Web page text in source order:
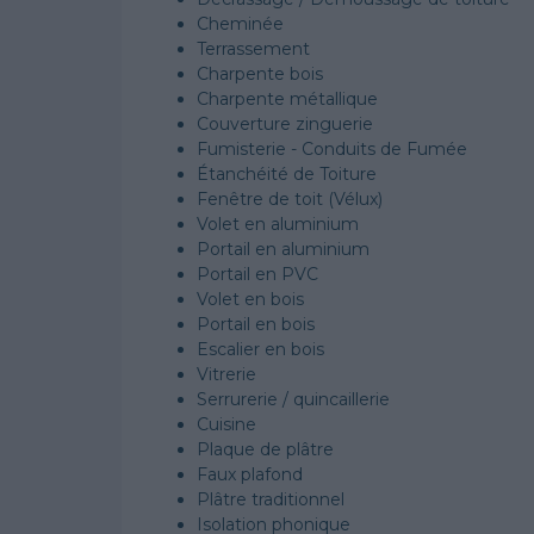
Cheminée
Terrassement
Charpente bois
Charpente métallique
Couverture zinguerie
Fumisterie - Conduits de Fumée
Étanchéité de Toiture
Fenêtre de toit (Vélux)
Volet en aluminium
Portail en aluminium
Portail en PVC
Volet en bois
Portail en bois
Escalier en bois
Vitrerie
Serrurerie / quincaillerie
Cuisine
Plaque de plâtre
Faux plafond
Plâtre traditionnel
Isolation phonique